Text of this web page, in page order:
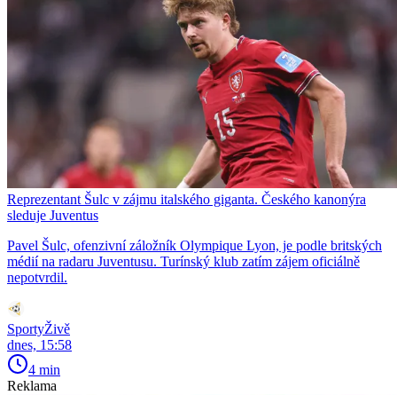
Reprezentant Šulc v zájmu italského giganta. Českého kanonýra
sleduje Juventus
Pavel Šulc, ofenzivní záložník Olympique Lyon, je podle britských
médií na radaru Juventusu. Turínský klub zatím zájem oficiálně
nepotvrdil.
SportyŽivě
dnes, 15:58
4 min
Reklama